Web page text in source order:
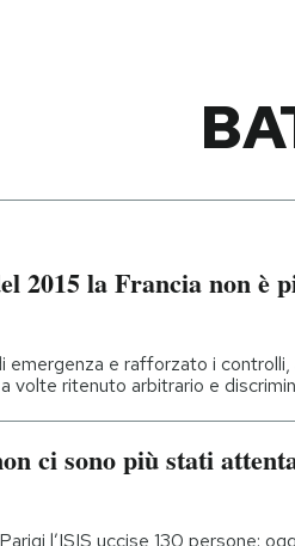
2015 la Francia non è
emergenza e rafforzato i controlli,
volte ritenuto arbitrario e
ci sono più stati
l’ISIS uccise 130 persone: